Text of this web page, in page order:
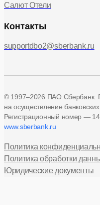
Салют Отели
Контакты
supportdbo2@sberbank.ru
© 1997–2026 ПАО Сбербанк.
на осуществление
Регистрационный номер —
www.sberbank.ru
Политика
Политика обработки
Юридические документы